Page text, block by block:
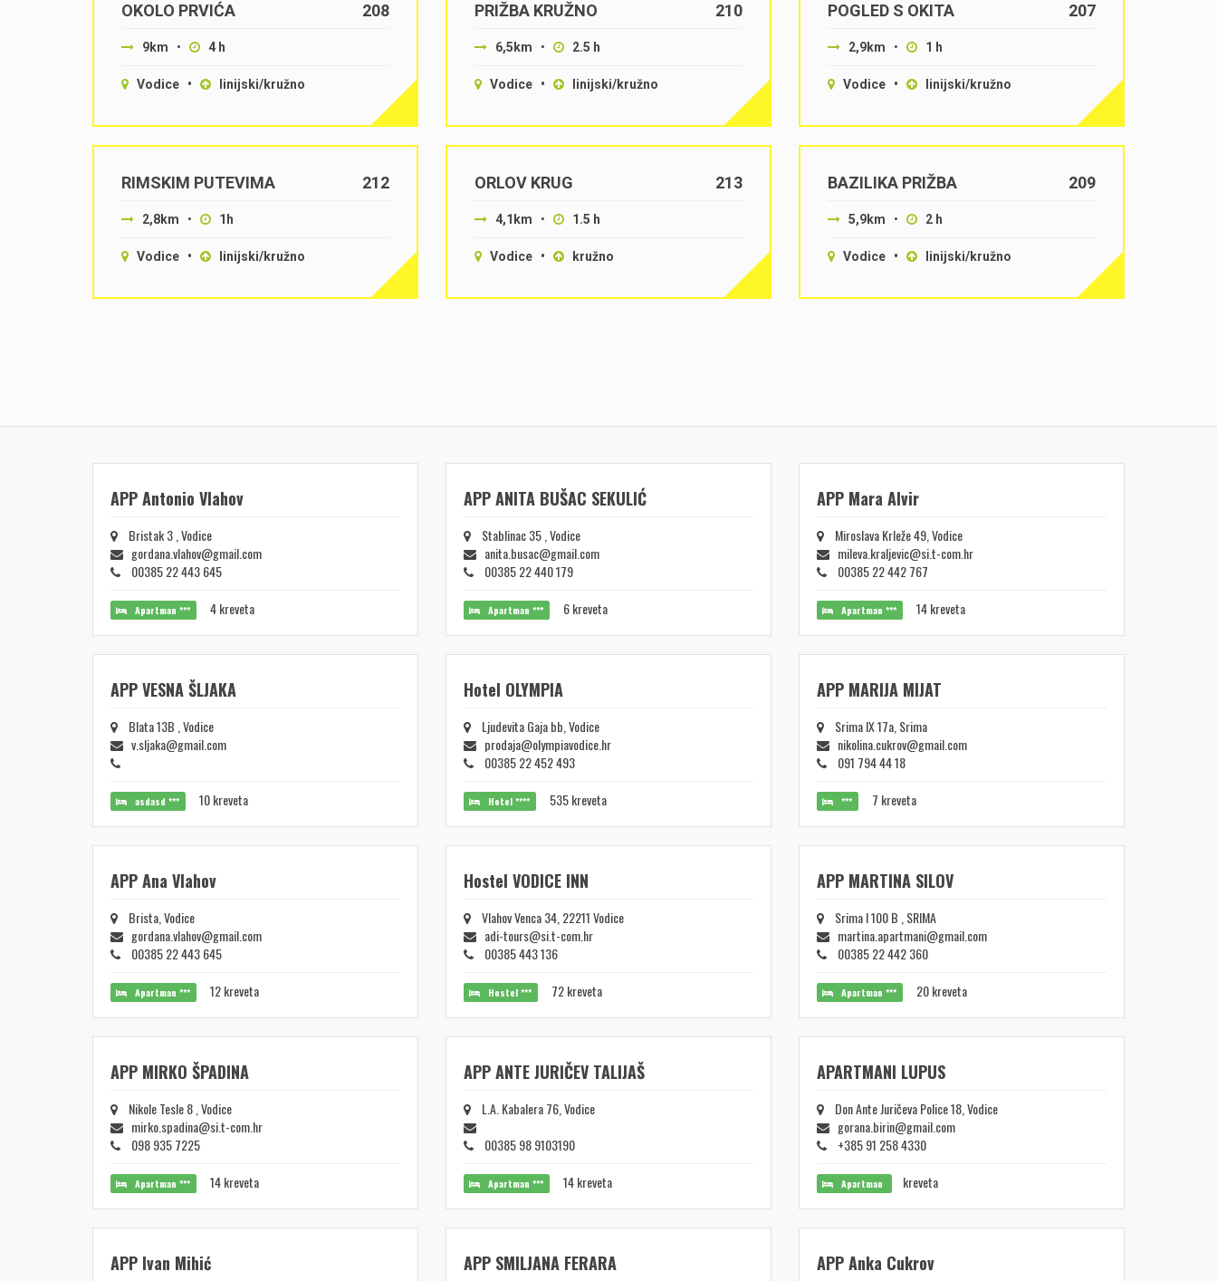
208
OKOLO PRVIĆA
9km • 4 h
Vodice • linijski/kružno
210
PRIŽBA KRUŽNO
6,5km • 2.5 h
Vodice • linijski/kružno
207
POGLED S OKITA
2,9km • 1 h
Vodice • linijski/kružno
212
RIMSKIM PUTEVIMA
2,8km • 1h
Vodice • linijski/kružno
213
ORLOV KRUG
4,1km • 1.5 h
Vodice • kružno
209
BAZILIKA PRIŽBA
5,9km • 2 h
Vodice • linijski/kružno
APP Antonio Vlahov
Bristak 3 , Vodice
gordana.vlahov@gmail.com
00385 22 443 645
Apartman *** 4 kreveta
APP ANITA BUŠAC SEKULIĆ
Stablinac 35 , Vodice
anita.busac@gmail.com
00385 22 440 179
Apartman *** 6 kreveta
APP Mara Alvir
Miroslava Krleže 49, Vodice
mileva.kraljevic@si.t-com.hr
00385 22 442 767
Apartman *** 14 kreveta
APP VESNA ŠLJAKA
Blata 13B , Vodice
v.sljaka@gmail.com
asdasd *** 10 kreveta
Hotel OLYMPIA
Ljudevita Gaja bb, Vodice
prodaja@olympiavodice.hr
00385 22 452 493
Hotel **** 535 kreveta
APP MARIJA MIJAT
Srima IX 17a, Srima
nikolina.cukrov@gmail.com
091 794 44 18
*** 7 kreveta
APP Ana Vlahov
Brista, Vodice
gordana.vlahov@gmail.com
00385 22 443 645
Apartman *** 12 kreveta
Hostel VODICE INN
Vlahov Venca 34, 22211 Vodice
adi-tours@si.t-com.hr
00385 443 136
Hostel *** 72 kreveta
APP MARTINA SILOV
Srima I 100 B , SRIMA
martina.apartmani@gmail.com
00385 22 442 360
Apartman *** 20 kreveta
APP MIRKO ŠPADINA
Nikole Tesle 8 , Vodice
mirko.spadina@si.t-com.hr
098 935 7225
Apartman *** 14 kreveta
APP ANTE JURIČEV TALIJAŠ
L.A. Kabalera 76, Vodice
00385 98 9103190
Apartman *** 14 kreveta
APARTMANI LUPUS
Don Ante Juričeva Police 18, Vodice
gorana.birin@gmail.com
+385 91 258 4330
Apartman kreveta
APP Ivan Mihić APP SMILJANA FERARA APP Anka Cukrov